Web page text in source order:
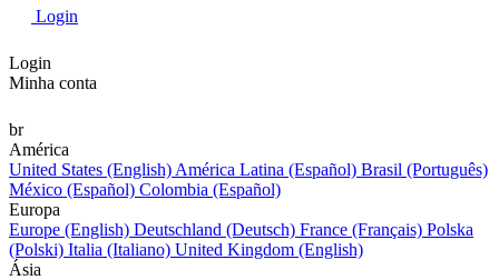
Login
Login
Minha conta
br
América
United States (English) América Latina (Español) Brasil (Português)
México (Español) Colombia (Español)
Europa
Europe (English) Deutschland (Deutsch) France (Français) Polska
(Polski) Italia (Italiano) United Kingdom (English)
Ásia